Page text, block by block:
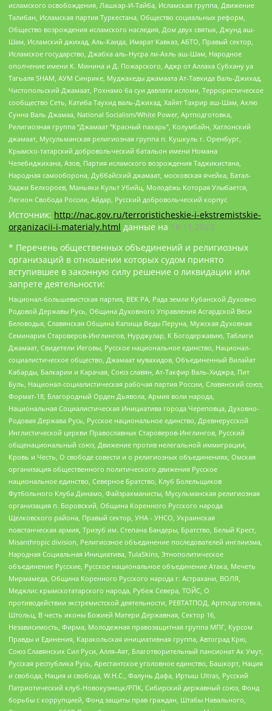
исламского освобождения, Лашкар-И-Тайба, Исламская группа, Движение
Талибан, Исламская партия Туркестана, Общество социальных реформ,
Общество возрождения исламского наследия, Дом двух святых, Джунд аш-
Шам, Исламский джихад, Аль-Каида, Имарат Кавказ, АБТО, Правый сектор,
Исламское государство, Джабха аль-Нусра ли-Ахль аш-Шам, Народное
ополчение имени К. Минина и Д. Пожарского, Аджр от Аллаха Субхану уа
Тагьаля SHAM, АУМ Синрике, Муджахеды джамаата Ат-Тавхида Валь-Джихад,
Чистопольский Джамаат, Рохнамо ба суи давлати исломи, Террористическое
сообщество Сеть, Катиба Таухид валь-Джихад, Хайят Тахрир аш-Шам, Ахлю
Сунна Валь Джамаа, National Socialism/White Power, Артподготовка,
Религиозная группа “Джамаат “Красный пахарь”, Колумбайн, Хатлонский
джамаат, Мусульманская религиозная группа п. Кушкуль г. Оренбург,
Крымско-татарский добровольческий батальон имени Номана
Челебиджихана, Азов, Партия исламского возрождения Таджикистана,
Народная самооборона, Дуббайский джамаат, московская ячейка, Батал-
Хаджи Белхороев, Маньяки Культ Убийц, Молодёжь Которая Улыбается,
Легион Свобода России, Айдар, Русский добровольческий корпус
Источник: http://nac.gov.ru/terroristicheskie-i-ekstremistskie-
organizacii-i-materialy.html данные на 16.11.2023
* Перечень общественных объединений и религиозных
организаций в отношении которых судом принято
вступившее в законную силу решение о ликвидации или
запрете деятельности:
Национал-большевистская партия, ВЕК РА, Рада земли Кубанской Духовно
Родовой Державы Русь, Община Духовного Управления Асгардской Веси
Беловодья, Славянская Община Капища Веды Перуна, Мужская Духовная
Семинария Староверов-Инглингов, Нурджулар, К Богодержавию, Таблиги
Джамаат, Свидетели Иеговы, Русское национальное единство, Национал-
социалистическое общество, Джамаат мувахидов, Объединенный Вилайат
Кабарды, Балкарии и Карачая, Союз славян, Ат-Такфир Валь-Хиджра, Пит
Буль, Национал-социалистическая рабочая партия России, Славянский союз,
Формат-18, Благородный Орден Дьявола, Армия воли народа,
Национальная Социалистическая Инициатива города Череповца, Духовно-
Родовая Держава Русь, Русское национальное единство, Древнерусской
Инглистической церкви Православных Староверов-Инглингов, Русский
общенациональный союз, Движение против нелегальной иммиграции,
Кровь и Честь, О свободе совести и о религиозных объединениях, Омская
организация общественного политического движения Русское
национальное единство, Северное Братство, Клуб Болельщиков
Футбольного Клуба Динамо, Файзрахманисты, Мусульманская религиозная
организация п. Боровский, Община Коренного Русского народа
Щелковского района, Правый сектор, УНА - УНСО, Украинская
повстанческая армия, Тризуб им. Степана Бандеры, Братство, Белый Крест,
Misanthropic division, Религиозное объединение последователей инглиизма,
Народная Социальная Инициатива, TulaSkins, Этнополитическое
объединение Русские, Русское национальное объединение Атака, Мечеть
Мирмамеда, Община Коренного Русского народа г. Астрахани, ВОЛЯ,
Меджлис крымскотатарского народа, Рубеж Севера, ТОЙС, О
противодействии экстремистской деятельности, РЕВТАТПОД, Артподготовка,
Штольц, В честь иконы Божией Матери Державная, Сектор 16,
Независимость, Фирма, Молодежная правозащитная группа МПГ, Курсом
Правды и Единения, Каракольская инициативная группа, Автоград Крю,
Союз Славянских Сил Руси, Алля-Аят, Благотворительный пансионат Ак Умут,
Русская республика Русь, Арестантское уголовное единство, Башкорт, Нация
и свобода, Нация и свобода, W.H.С., Фалунь Дафа, Иртыш Ultras, Русский
Патриотический клуб-Новокузнецк/РПК, Сибирский державный союз, Фонд
борьбы с коррупцией, Фонд защиты прав граждан, Штабы Навального,